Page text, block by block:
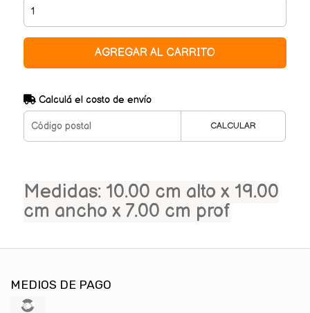
AGREGAR AL CARRITO
Calculá el costo de envío
CALCULAR
Medidas: 10.00 cm alto x 19.00
cm ancho x 7.00 cm prof
MEDIOS DE PAGO